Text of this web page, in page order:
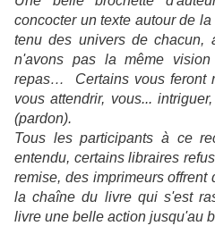
concocter un texte autour de
tenu des univers de chacun,
n'avons pas la même
repas… Certains vous feront
vous attendrir, vous...
(pardon).
Tous les participants à ce
entendu, certains libraires
remise, des imprimeurs
la chaîne du livre qui s'est
livre une belle action jusqu'au